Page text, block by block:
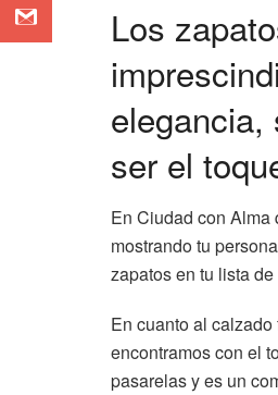
Los
ser el
En Ciudad con Alma
mostrando tu
zapatos en tu lista
En cuanto al
encontramos con el
pasarelas y es un